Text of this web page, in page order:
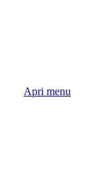
Apri menu